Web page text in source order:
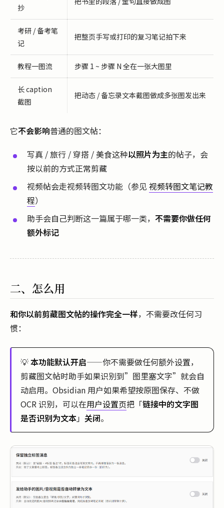
抄
考研 / 备考笔
记
把整页手写或打印的复习笔记拍下来
教程一图流 步骤 1 ~ 步骤 N 全在一张大图里
长 caption
截图
把动态 / 备忘录文本截图做成多张图发出来
它不会影响普通的图文帖：
写真 / 旅行 / 穿搭 / 美食这种以照片为主的帖子，会
按以前的方式正常剪藏
视频帖会走视频转图文功能（参见 视频转图文笔记教
程）
助手会自己判断这一篇属于哪一类， 不需要你做任何
额外标记
二、怎么用
和你以前剪藏图文帖的操作完全一样，不需要改任何习
惯：
💡本功能默认开启——你不需要做任何额外设置，
剪藏图文帖时助手如果识别到”图里塞文字”就会自
动启用。Obsidian 用户如果希望按原图保存、不做
OCR 识别，可以在用户设置页把「链接中的文字图
是否识别为文本」 关闭。